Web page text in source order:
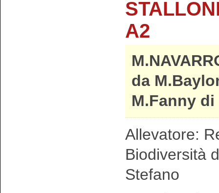
A2
da
M.Fanny
Allevatore:
Biodiversità
Stefano